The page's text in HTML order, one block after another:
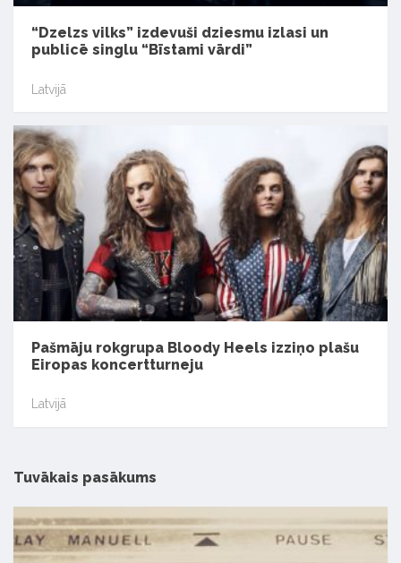
“Dzelzs vilks” izdevuši dziesmu izlasi un
publicē singlu “Bīstami vārdi”
Latvijā
Pašmāju rokgrupa Bloody Heels izziņo plašu
Eiropas koncertturneju
Latvijā
Tuvākais pasākums